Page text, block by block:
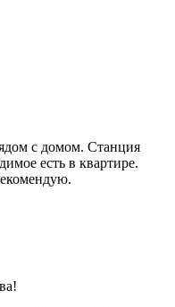
с домом. Станция
есть в квартире.